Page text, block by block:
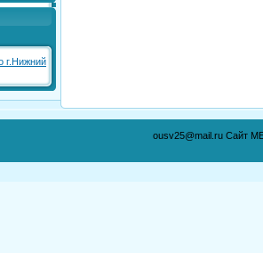
ousv25@mail.ru Сайт